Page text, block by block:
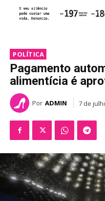
POLÍTICA
Pagamento
alimentícia é
Por ADMIN 7 de